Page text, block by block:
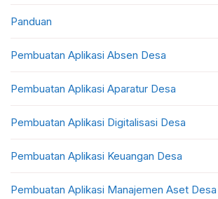
Panduan
Pembuatan Aplikasi Absen Desa
Pembuatan Aplikasi Aparatur Desa
Pembuatan Aplikasi Digitalisasi Desa
Pembuatan Aplikasi Keuangan Desa
Pembuatan Aplikasi Manajemen Aset Desa